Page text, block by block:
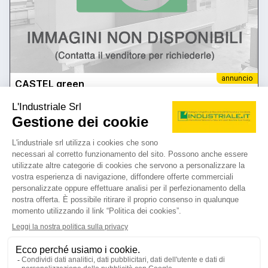
annuncio
CASTEL green
prezzo su richiesta
Diametro 110 - 2600 x 1500 x 1500 - tavola 1300 x 1100 mm - CNC
HEIDENHAIN TNC 355 - ATC 40 utensili
25IND450
🇮🇹 SAVIO Macchine Utensili srl
4.8
5
contatta